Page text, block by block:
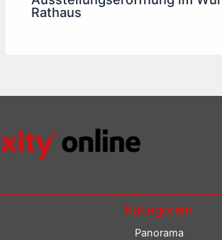
Rathaus
Kategorien
Panorama